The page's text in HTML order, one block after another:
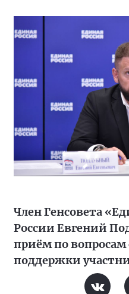
Член Генсовета
России Евгений
приём по вопросам
поддержки